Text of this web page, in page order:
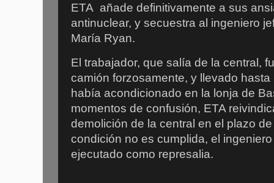
ETA añade definitivamente a sus
antinuclear, y secuestra al ingeniero
María Ryan.
El trabajador, que salía de la central,
camión forzosamente, y llevado
había acondicionado en la lonja de
momentos de confusión, ETA
demolición de la central en el plazo
condición no es cumplida, el
ejecutado como represalia.